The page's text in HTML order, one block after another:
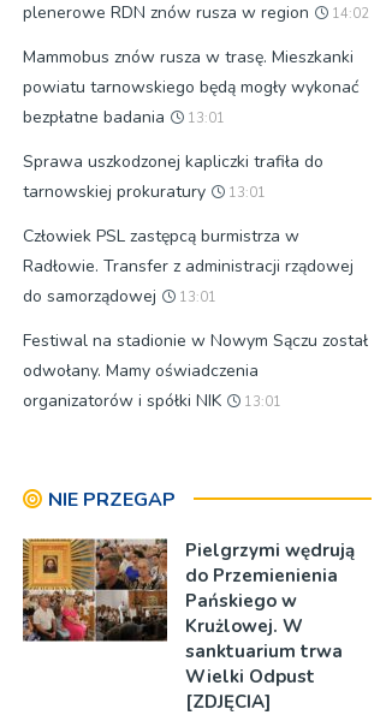
plenerowe RDN znów rusza w region
14:02
Mammobus znów rusza w trasę. Mieszkanki
powiatu tarnowskiego będą mogły wykonać
bezpłatne badania
13:01
Sprawa uszkodzonej kapliczki trafiła do
tarnowskiej prokuratury
13:01
Człowiek PSL zastępcą burmistrza w
Radłowie. Transfer z administracji rządowej
do samorządowej
13:01
Festiwal na stadionie w Nowym Sączu został
odwołany. Mamy oświadczenia
organizatorów i spółki NIK
13:01
NIE PRZEGAP
Pielgrzymi wędrują
do Przemienienia
Pańskiego w
Krużlowej. W
sanktuarium trwa
Wielki Odpust
[ZDJĘCIA]